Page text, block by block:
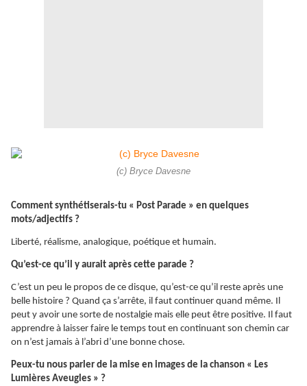
(c) Bryce Davesne
Comment synthétiserais-tu « Post Parade » en quelques
mots/adjectifs ?
Liberté, réalisme, analogique, poétique et humain.
Qu’est-ce qu’il y aurait après cette parade ?
C’est un peu le propos de ce disque, qu’est-ce qu’il reste après une
belle histoire ? Quand ça s’arrête, il faut continuer quand même. Il
peut y avoir une sorte de nostalgie mais elle peut être positive. Il faut
apprendre à laisser faire le temps tout en continuant son chemin car
on n’est jamais à l’abri d’une bonne chose.
Peux-tu nous parler de la mise en images de la chanson « Les
Lumières Aveugles » ?